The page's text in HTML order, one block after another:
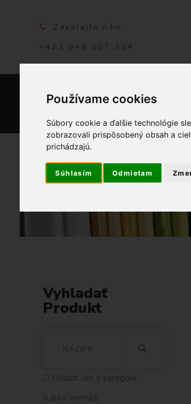
Používame cookies
Súbory cookie a ďalšie technológie
zobrazovali prispôsobený obsah a
prichádzajú.
Súhlasím Odmietam
Zavolajte nám
+421 948 207 354
OBCHOD
Vyhladať
Produkt
H
L
Hladať len v kategórií
(Látky metráž)